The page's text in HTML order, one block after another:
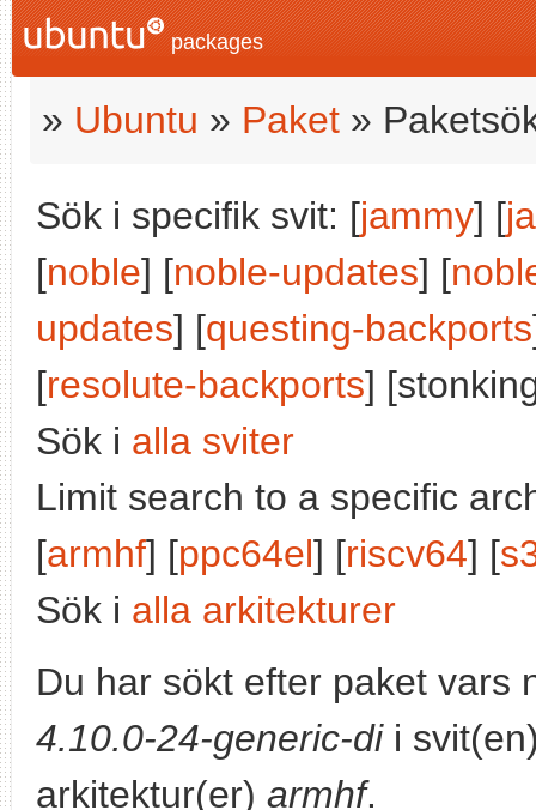
packages
» Ubuntu » Paket »
Sök i specifik svit: [jammy] [
[noble] [noble-updates] [
updates] [questing-backports
[resolute-backports]
Sök i alla sviter
Limit search to a specific
[armhf] [ppc64el] [riscv64] [
Sök i alla arkitekturer
Du har sökt efter paket vars
4.10.0-24-generic-dii
arkitektur(er) armhf.